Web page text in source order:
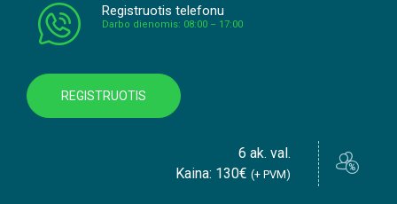
Registruotis telefonu
Darbo dienomis: 08:00 – 17:00
REGISTRUOTIS
6 ak. val.
Kaina: 130€ (+ PVM)